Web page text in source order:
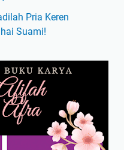
Pria Keren
Suami!